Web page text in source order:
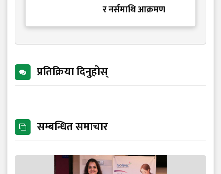
र नर्समाथि आक्रमण
प्रतिक्रिया दिनुहोस्
सम्बन्धित समाचार